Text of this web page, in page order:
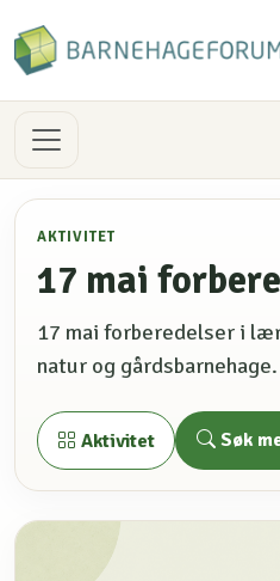
AKTIVITET
17 mai
17 mai forberedelser i
natur og gårdsbarnehage.
Aktivitet Søk